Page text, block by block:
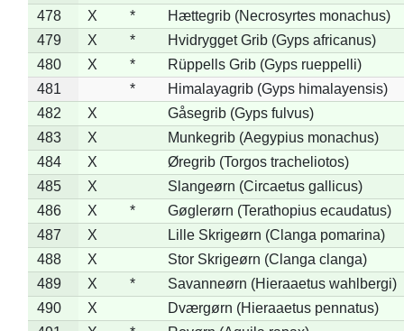
478
X *
Hættegrib (Necrosyrtes monachus)
479
X *
Hvidrygget Grib (Gyps africanus)
480
X *
Rüppells Grib (Gyps rueppelli)
481
*
Himalayagrib (Gyps himalayensis)
482
X
Gåsegrib (Gyps fulvus)
483
X
Munkegrib (Aegypius monachus)
484
X
Øregrib (Torgos tracheliotos)
485
X
Slangeørn (Circaetus gallicus)
486
X *
Gøglerørn (Terathopius ecaudatus)
487
X
Lille Skrigeørn (Clanga pomarina)
488
X
Stor Skrigeørn (Clanga clanga)
489
X *
Savanneørn (Hieraaetus wahlbergi)
490
X
Dværgørn (Hieraaetus pennatus)